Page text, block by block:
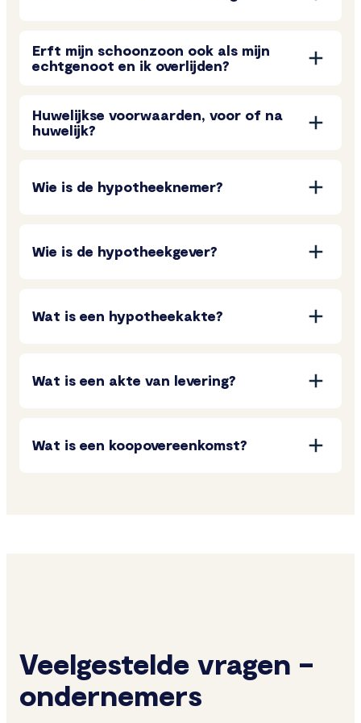
Erft mijn schoonzoon ook als mijn
echtgenoot en ik overlijden?
Huwelijkse voorwaarden, voor of na
huwelijk?
Wie is de hypotheeknemer?
Wie is de hypotheekgever?
Wat is een hypotheekakte?
Wat is een akte van levering?
Wat is een koopovereenkomst?
Veelgestelde vragen –
ondernemers